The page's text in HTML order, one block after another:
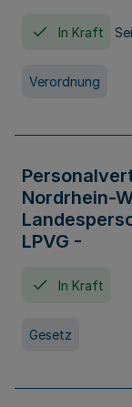
In Kraft
Verordnung
Nordrhein-
LPVG -
In Kraft
Gesetz